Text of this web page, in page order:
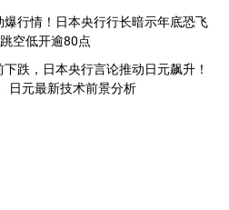
行情！日本央行行长暗示年底恐飞
空低开逾80点
跌，日本央行言论推动日元飙升！
日元最新技术前景分析